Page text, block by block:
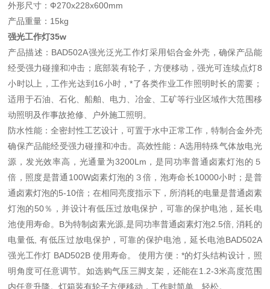
外形尺寸：Ф270x228x600mm
产品重量：15kg
强光工作灯35w
产品描述：BAD502A强光泛光工作灯采用铝合金外壳，确保产品能
经受强力碰撞和冲击；底部装有轮子，方便移动，强光可连续点灯8
小时以上，工作光达到16小时，*了各类作业工作照明时长的需要；
适用于石油、石化、船舶、电力、冶金、工矿等行业区域作大范围移
动照明及作事故抢修、户外施工照明。
防水性能：全密封性工艺设计，可置于水中正常工作，特制合金外壳
确保产品能经受强力碰撞和冲击。高效性能：A选用特殊气体放电光
源，发光效率高，光通量为3200Lm，是同功率普通卤素灯泡的５
倍，照度是普通100W卤素灯泡的３倍，泡寿命长10000小时；是普
通卤素灯泡的5-10倍；在相同亮度指示下，所消耗的电量是普通卤素
灯泡的50％，并设计有低压过放电保护，可靠的保护电池，延长电
池使用寿命。B为特制卤素光源,是同功率普通卤素灯泡2.5倍, 消耗的
电量低, 有低压过放电保护，可靠的保护电池，延长电池BAD502A
强光工作灯 BAD502B 使用寿命。 使用方便：*的灯头结构设计，照
明角度可任意调节。如选购气压三脚支架，还能在1.2-3米高度范围
内任意升降。灯箱装有轮子方便移动，工作时简单、轻松。